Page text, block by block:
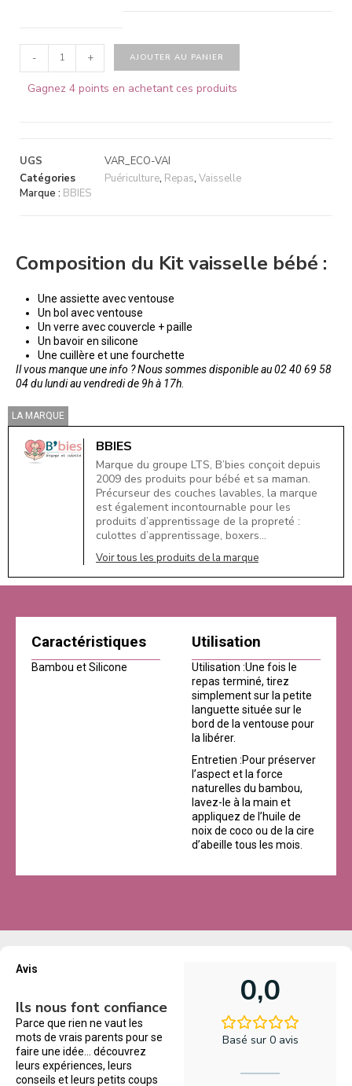
- + AJOUTER AU PANIER
Gagnez 4 points en achetant ces produits
UGS
VAR_ECO-VAI
Catégories
Puériculture, Repas, Vaisselle
Marque : BBIES
Composition du Kit vaisselle bébé :
Une assiette avec ventouse
Un bol avec ventouse
Un verre avec couvercle + paille
Un bavoir en silicone
Une cuillère et une fourchette
Il vous manque une info ? Nous sommes disponible au 02 40 69 58
04 du lundi au vendredi de 9h à 17h.
LA MARQUE
BBIES
Marque du groupe LTS, B’bies conçoit depuis
2009 des produits pour bébé et sa maman.
Précurseur des couches lavables, la marque
est également incontournable pour les
produits d’apprentissage de la propreté :
culottes d’apprentissage, boxers…
Voir tous les produits de la marque
Caractéristiques
Bambou et Silicone
Utilisation
Utilisation :Une fois le
repas terminé, tirez
simplement sur la petite
languette située sur le
bord de la ventouse pour
la libérer.
Entretien :Pour préserver
l’aspect et la force
naturelles du bambou,
lavez-le à la main et
appliquez de l’huile de
noix de coco ou de la cire
d’abeille tous les mois.
Avis
Ils nous font confiance
Parce que rien ne vaut les
mots de vrais parents pour se
faire une idée… découvrez
leurs expériences, leurs
conseils et leurs petits coups
0,0
Basé sur 0 avis